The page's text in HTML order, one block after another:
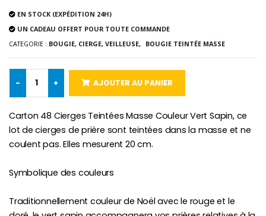
-10%
Bougie de Neuvaine Contre le Mal - Saint Michel
€5.50 €4.95
€78.00 €58.50
Huile d'Onction
EN STOCK (EXPÉDITION 24H)
UN CADEAU OFFERT POUR TOUTE COMMANDE
CATEGORIE : BOUGIE, CIERGE, VEILLEUSE, BOUGIE TEINTÉE MASSE
- + AJOUTER AU PANIER
Carton 48 Cierges Teintées Masse Couleur Vert Sapin, ce
lot de cierges de prière sont teintées dans la masse et ne
coulent pas. Elles mesurent 20 cm.
Symbolique des couleurs
Traditionnellement couleur de Noël avec le rouge et le